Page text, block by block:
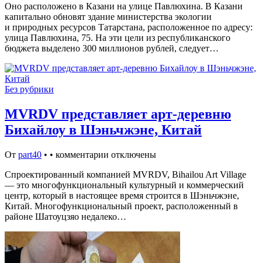
Оно расположено в Казани на улице Павлюхина. В Казани
капитально обновят здание министерства экологии
и природных ресурсов Татарстана, расположенное по адресу:
улица Павлюхина, 75. На эти цели из республиканского
бюджета выделено 300 миллионов рублей, следует…
Без рубрики
MVRDV представляет арт-деревню
Бихайлоу в Шэньчжэне, Китай
От part40 • • комментарии отключены
Спроектированный компанией MVRDV, Bihailou Art Village
— это многофункциональный культурный и коммерческий
центр, который в настоящее время строится в Шэньчжэне,
Китай. Многофункциональный проект, расположенный в
районе Шатоуцзяо недалеко…